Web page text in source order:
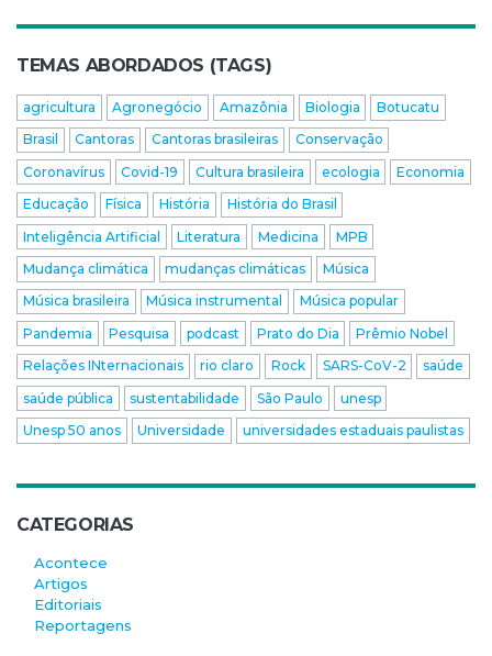
TEMAS ABORDADOS (TAGS)
agricultura Agronegócio Amazônia Biologia
Botucatu
Brasil
Cantoras Cantoras brasileiras
Conservação
Coronavírus
Covid-19 Cultura brasileira ecologia
Economia
Educação
Física História
História do Brasil
Inteligência Artificial
Literatura Medicina
MPB
Mudança climática
mudanças climáticas
Música
Música brasileira
Música instrumental
Música popular
Pandemia
Pesquisa podcast Prato do Dia
Prêmio Nobel
Relações INternacionais
rio claro Rock SARS-CoV-2
saúde
saúde pública
sustentabilidade São Paulo
unesp
Unesp 50 anos
Universidade universidades estaduais paulistas
CATEGORIAS
Acontece
Artigos
Editoriais
Reportagens